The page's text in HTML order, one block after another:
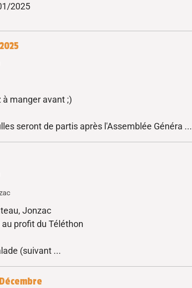
2025
à manger avant ;)
seront de partis après l'Assemblée Généra ...
Jonzac
profit du Téléthon
(suivant ...